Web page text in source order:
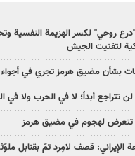
"درع روحي" لكسر الهزيمة النفسية
لتفتيت الجيش
بشأن مضيق هرمز تجري في أجواء
لن تتراجع أبداً؛ لا في الحرب ولا في
تتعرض لهجوم في مضيق هرمز
الإيراني: قصف لامِرد تمّ بقنابل